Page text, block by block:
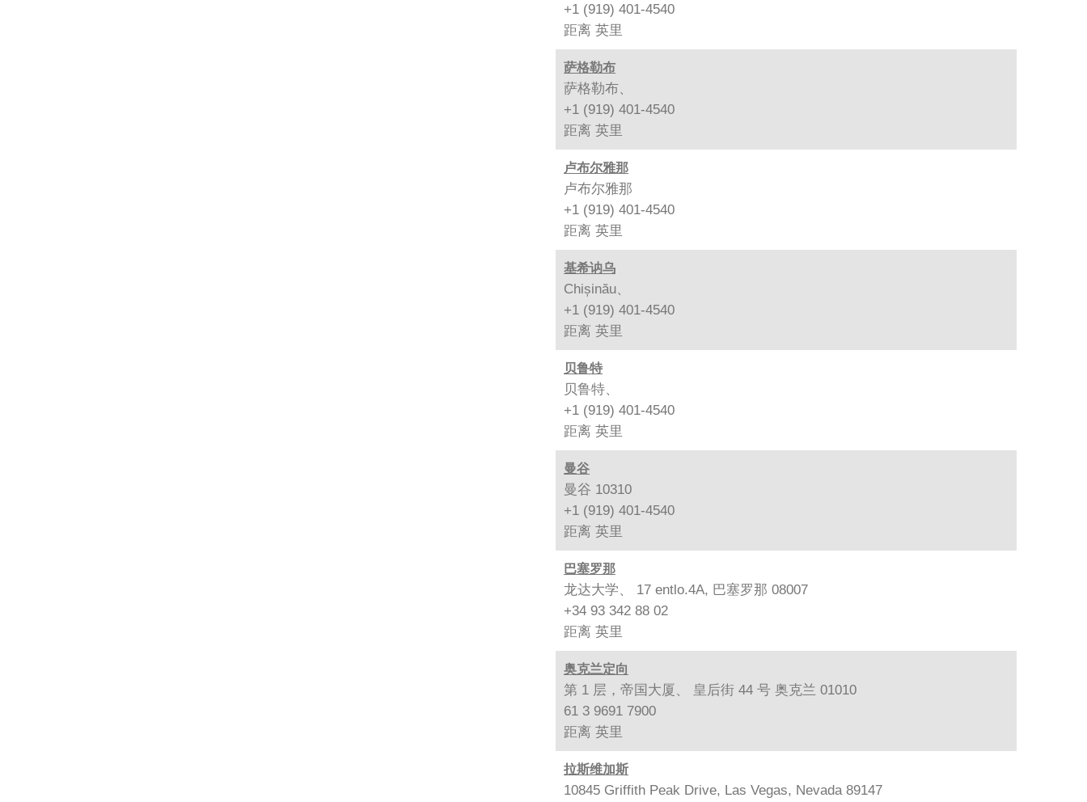
+1 (919) 401-4540
距离 英里
萨格勒布
萨格勒布、
+1 (919) 401-4540
距离 英里
卢布尔雅那
卢布尔雅那
+1 (919) 401-4540
距离 英里
基希讷乌
Chișinău、
+1 (919) 401-4540
距离 英里
贝鲁特
贝鲁特、
+1 (919) 401-4540
距离 英里
曼谷
曼谷 10310
+1 (919) 401-4540
距离 英里
巴塞罗那
龙达大学、 17 entlo.4A, 巴塞罗那 08007
+34 93 342 88 02
距离 英里
奥克兰定向
第 1 层，帝国大厦、 皇后街 44 号 奥克兰 01010
61 3 9691 7900
距离 英里
拉斯维加斯
10845 Griffith Peak Drive, Las Vegas, Nevada 89147